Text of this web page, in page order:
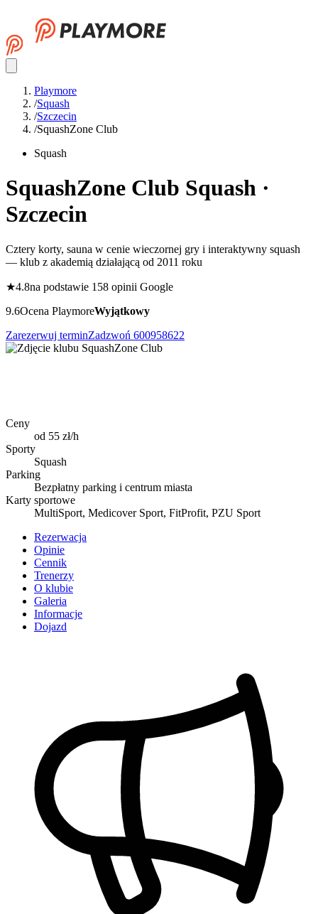
Playmore
/Squash
/Szczecin
/SquashZone Club
Squash
SquashZone Club Squash ·
Szczecin
Cztery korty, sauna w cenie wieczornej gry i interaktywny squash
— klub z akademią działającą od 2011 roku
★4.8na podstawie 158 opinii Google
9.6Ocena PlaymoreWyjątkowy
Zarezerwuj terminZadzwoń 600958622
Ceny
od 55 zł/h
Sporty
Squash
Parking
Bezpłatny parking i centrum miasta
Karty sportowe
MultiSport, Medicover Sport, FitProfit, PZU Sport
Rezerwacja
Opinie
Cennik
Trenerzy
O klubie
Galeria
Informacje
Dojazd